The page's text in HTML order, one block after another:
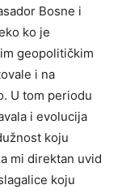
Bosne i
ko je
geopolitičkim
i na
U tom periodu
i evolucija
koju
mi direktan uvid
koju